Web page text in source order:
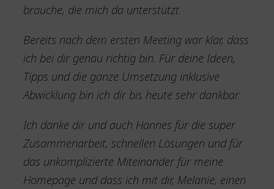
brauche, die mich da unterstützt.
Bereits nach dem ersten Meeting war klar, dass
ich bei dir genau richtig bin. Für deine Ideen,
Tipps und die ganze Umsetzung inklusive
Abwicklung bin ich dir bis heute sehr dankbar.
Ich danke dir und auch Hannes für die super
Zusammenarbeit, schnellen Lösungen und für
das unkomplizierte Miteinander für meine
Homepage und dass ich mit dir, Melanie, einen